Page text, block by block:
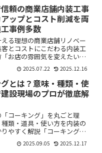
れくらい費用がかかる
な業者に頼めば...
頼の商業店舗内装工事
アップとコスト削減を両
事例多数
る理想の商業店舗リノベー
とコストにこだわる内装工
お店の雰囲気を変えたいけ
ら手をつけていいのかわから
「内装工事って高そうだし、
どうしよう…。」豊島区で商
・内装を考え...
2025.07.22 2025.12.16
とは？意味・種類・使
設現場のプロが徹底解
コーキング」を丸ごと理
類・道具・使い方を内装の
やすく解説「コーキングっ
シーリングと何が違うの？」
うのが正解？」——現場で飛
2025.09.05 2025.12.17